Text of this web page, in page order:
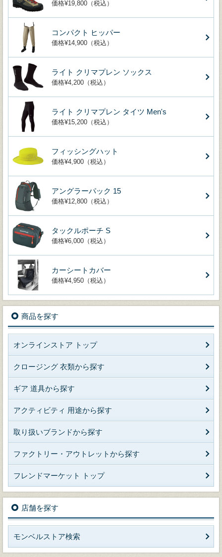
価格¥19,800（税込）
コンパクト ヒッパー
価格¥14,900（税込）
ライト クリマプレン ソックス
価格¥4,200（税込）
ライト クリマプレン タイツ Men's
価格¥15,200（税込）
フィッシングハット
価格¥4,900（税込）
アングラーパック 15
価格¥12,800（税込）
タックルポーチ S
価格¥6,000（税込）
カーシートカバー
価格¥4,950（税込）
商品を探す
オンラインストア トップ
クロージング 衣類から探す
ギア 道具から探す
アクティビティ 用途から探す
取り扱いブランドから探す
ファクトリー・アウトレットから探す
フレンドマーケット トップ
店舗を探す
モンベルストア検索